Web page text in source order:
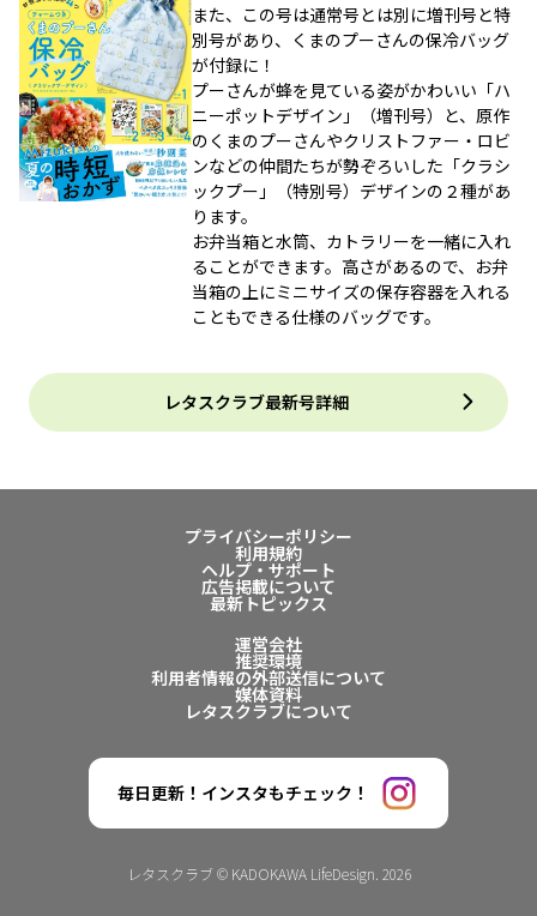
また、この号は通常号とは別に増刊号と特
別号があり、くまのプーさんの保冷バッグ
が付録に！
プーさんが蜂を見ている姿がかわいい「ハ
ニーポットデザイン」（増刊号）と、原作
のくまのプーさんやクリストファー・ロビ
ンなどの仲間たちが勢ぞろいした「クラシ
ックプー」（特別号）デザインの２種があ
ります。
お弁当箱と水筒、カトラリーを一緒に入れ
ることができます。高さがあるので、お弁
当箱の上にミニサイズの保存容器を入れる
こともできる仕様のバッグです。
レタスクラブ最新号詳細
プライバシーポリシー
利用規約
ヘルプ・サポート
広告掲載について
最新トピックス
運営会社
推奨環境
利用者情報の外部送信について
媒体資料
レタスクラブについて
毎日更新！インスタもチェック！
レタスクラブ © KADOKAWA LifeDesign. 2026